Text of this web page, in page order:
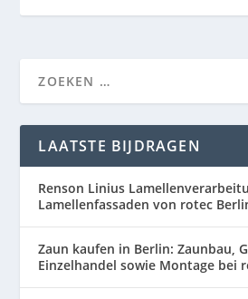
LAATSTE BIJDRAGEN
Renson Linius
Lamellenfassaden von rotec
Zaun kaufen in Berlin: Zaunbau,
Einzelhandel sowie Montage bei